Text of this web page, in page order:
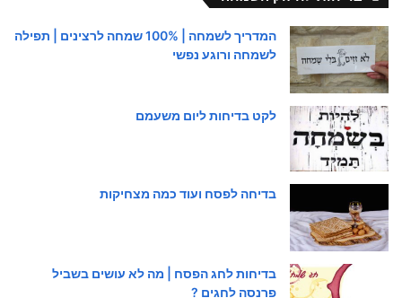
המדריך לשמחה | 100% שמחה לרצינים | תפילה
לשמחה ורוגע נפשי
לקט בדיחות ליום משעמם
בדיחה לפסח ועוד כמה מצחיקות
בדיחות לחג הפסח | מה לא עושים בשביל
פרנסה לחגים ?